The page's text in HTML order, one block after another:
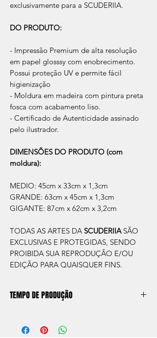
exclusivamente para a SCUDERIIA.
DO PRODUTO:
- Impressão Premium de alta resolução
em papel glosssy com enobrecimento.
Possui proteção UV e permite fácil
higienização
- Moldura em madeira com pintura preta
fosca com acabamento liso.
- Certificado de Autenticidade assinado
pelo ilustrador.
DIMENSÕES DO PRODUTO (com
moldura):
MEDIO: 45cm x 33cm x 1,3cm
GRANDE: 63cm x 45cm x 1,3cm
GIGANTE: 87cm x 62cm x 3,2cm
TODAS AS ARTES DA SCUDERIIA SÃO
EXCLUSIVAS E PROTEGIDAS, SENDO
PROIBIDA SUA REPRODUÇÃO E/OU
EDIÇÃO PARA QUAISQUER FINS.
TEMPO DE PRODUÇÃO
aprox. 5 dias úteis, após a confirmação de
compra.